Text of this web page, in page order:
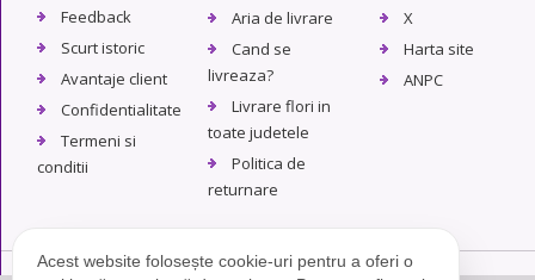
Feedback
Scurt istoric
Avantaje client
Confidentialitate
Termeni si
conditii
Aria de livrare
Cand se
livreaza?
Livrare flori in
toate judetele
Politica de
returnare
X
Harta site
ANPC
Acest website folosește cookie-uri pentru a oferi o